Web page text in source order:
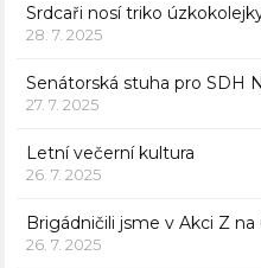
Srdcaři nosí triko
28. 7. 2025
Senátorská stuha pro SDH
27. 7. 2025
Letní večerní kultura
26. 7. 2025
Brigádničili jsme v Akci Z
26. 7. 2025